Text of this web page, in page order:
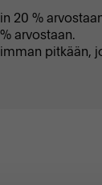
20 %
arvostaan.
pitkään,